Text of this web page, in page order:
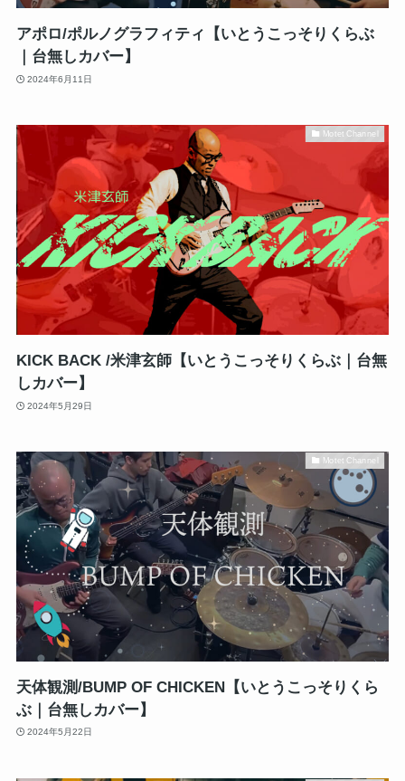
アポロ/ポルノグラフィティ【いとうこっそりくらぶ
｜台無しカバー】
2024年6月11日
Motet Channel
KICK BACK /米津玄師【いとうこっそりくらぶ｜台無
しカバー】
2024年5月29日
Motet Channel
天体観測/BUMP OF CHICKEN【いとうこっそりくら
ぶ｜台無しカバー】
2024年5月22日